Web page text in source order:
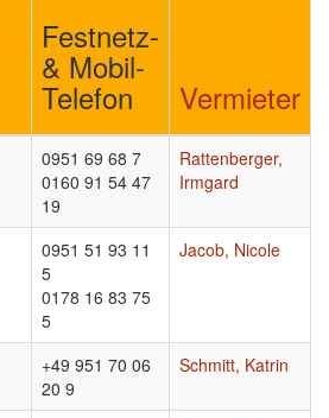
Festnetz-
& Mobil-
Telefon Vermieter
0951 69 68 7
0160 91 54 47
19
Rattenberger,
Irmgard
0951 51 93 11
5
0178 16 83 75
5
Jacob, Nicole
+49 951 70 06
20 9
Schmitt, Katrin